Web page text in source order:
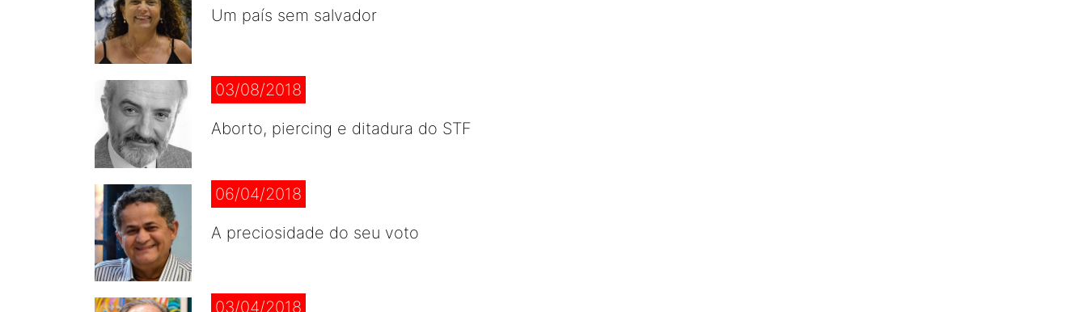
Um país sem salvador
03/08/2018
Aborto, piercing e ditadura do STF
06/04/2018
A preciosidade do seu voto
03/04/2018